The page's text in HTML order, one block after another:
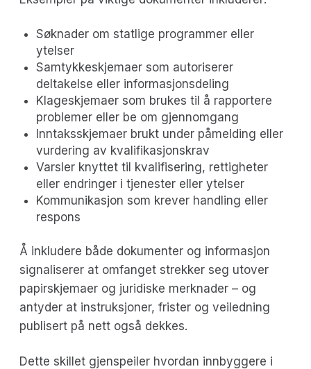
Søknader om statlige programmer eller
ytelser
Samtykkeskjemaer som autoriserer
deltakelse eller informasjonsdeling
Klageskjemaer som brukes til å rapportere
problemer eller be om gjennomgang
Inntaksskjemaer brukt under påmelding eller
vurdering av kvalifikasjonskrav
Varsler knyttet til kvalifisering, rettigheter
eller endringer i tjenester eller ytelser
Kommunikasjon som krever handling eller
respons
Å inkludere både dokumenter og informasjon
signaliserer at omfanget strekker seg utover
papirskjemaer og juridiske merknader – og
antyder at instruksjoner, frister og veiledning
publisert på nett også dekkes.
Dette skillet gjenspeiler hvordan innbyggere i